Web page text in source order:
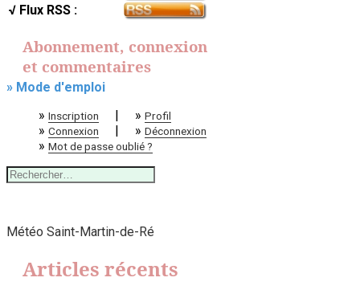
√ Flux RSS :
Abonnement, connexion
et commentaires
» Mode d'emploi
» Inscription | » Profil
» Connexion | » Déconnexion
» Mot de passe oublié ?
Rechercher :
Météo Saint-Martin-de-Ré
Articles récents